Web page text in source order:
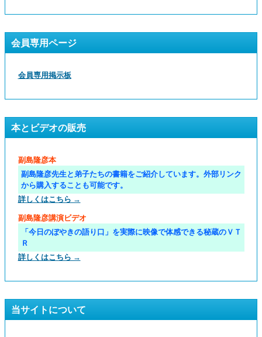
会員専用ページ
会員専用掲示板
本とビデオの販売
副島隆彦本
副島隆彦先生と弟子たちの書籍をご紹介しています。外部リンク
から購入することも可能です。
詳しくはこちら →
副島隆彦講演ビデオ
「今日のぼやきの語り口」を実際に映像で体感できる秘蔵のＶＴ
Ｒ
詳しくはこちら →
当サイトについて